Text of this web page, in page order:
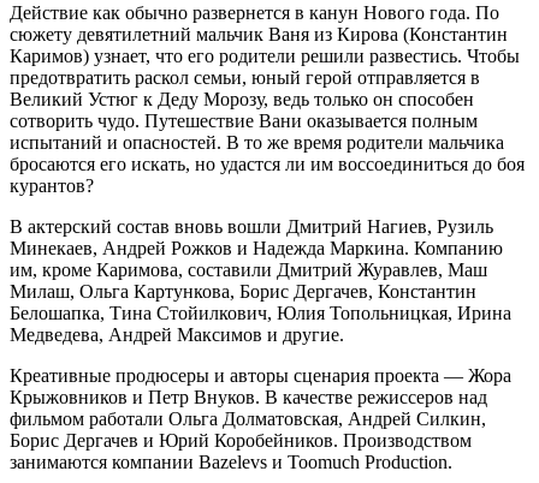
Действие как обычно развернется в канун Нового года. По
сюжету девятилетний мальчик Ваня из Кирова (Константин
Каримов) узнает, что его родители решили развестись. Чтобы
предотвратить раскол семьи, юный герой отправляется в
Великий Устюг к Деду Морозу, ведь только он способен
сотворить чудо. Путешествие Вани оказывается полным
испытаний и опасностей. В то же время родители мальчика
бросаются его искать, но удастся ли им воссоединиться до боя
курантов?
В актерский состав вновь вошли Дмитрий Нагиев, Рузиль
Минекаев, Андрей Рожков и Надежда Маркина. Компанию
им, кроме Каримова, составили Дмитрий Журавлев, Маш
Милаш, Ольга Картункова, Борис Дергачев, Константин
Белошапка, Тина Стойилкович, Юлия Топольницкая, Ирина
Медведева, Андрей Максимов и другие.
Креативные продюсеры и авторы сценария проекта — Жора
Крыжовников и Петр Внуков. В качестве режиссеров над
фильмом работали Ольга Долматовская, Андрей Силкин,
Борис Дергачев и Юрий Коробейников. Производством
занимаются компании Bazelevs и Toomuch Production.